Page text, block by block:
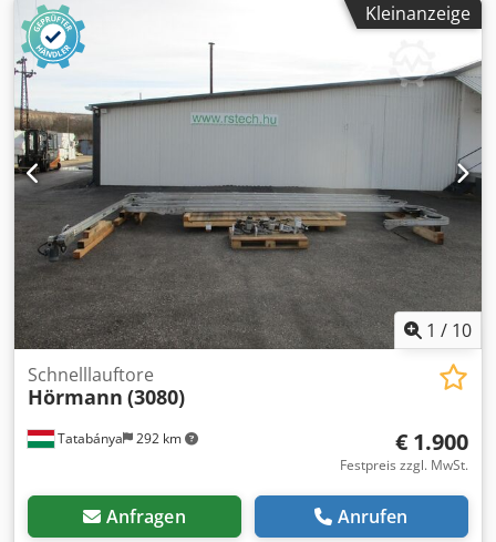
Kleinanzeige
1 / 10
Tatabánya 292 km
Schnelllauftore
Hörmann (3080)
€ 1.900
Festpreis zzgl. MwSt.
Anfragen Anrufen